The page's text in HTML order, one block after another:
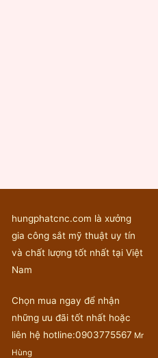
hungphatcnc.com là xưởng
gia công sắt mỹ thuật uy tín
và chất lượng tốt nhất tại Việt
Nam
Chọn mua ngay để nhận
những ưu đãi tốt nhất hoặc
liên hệ hotline:0903775567 Mr
Hùng